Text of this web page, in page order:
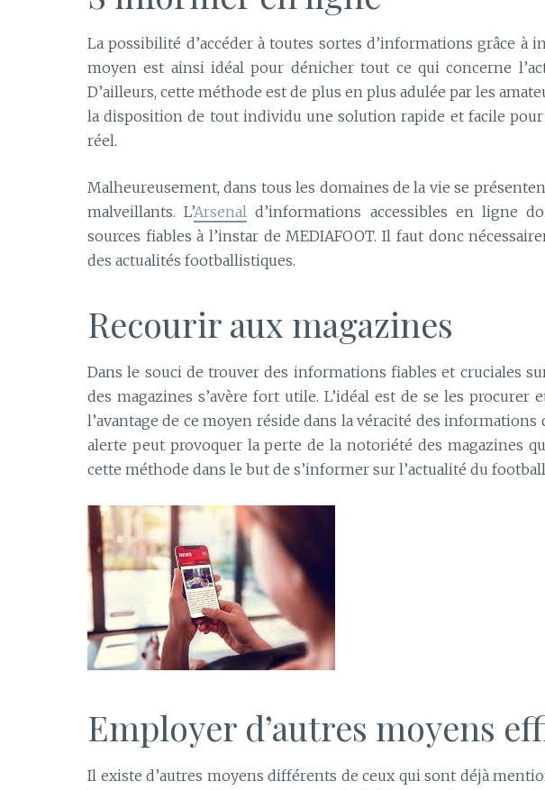
La possibilité d’accéder à toutes sortes d’informations grâce à
moyen est ainsi idéal pour dénicher tout ce qui concerne
D’ailleurs, cette méthode est de plus en plus adulée par les
la disposition de tout individu une solution rapide et facile
réel.
Malheureusement, dans tous les domaines de la vie se
malveillants. L’Arsenal d’informations accessibles en ligne
sources fiables à l’instar de MEDIAFOOT. Il faut donc
des actualités footballistiques.
Recourir aux magazines
Dans le souci de trouver des informations fiables et cruciales
des magazines s’avère fort utile. L’idéal est de se les procurer
l’avantage de ce moyen réside dans la véracité des informations
alerte peut provoquer la perte de la notoriété des magazines
cette méthode dans le but de s’informer sur l’actualité du
Employer d’autres moyens
Il existe d’autres moyens différents de ceux qui sont déjà